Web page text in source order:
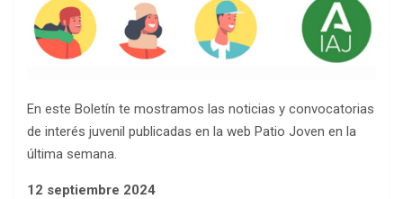
En este Boletín te mostramos las noticias y convocatorias
de interés juvenil publicadas en la web Patio Joven en la
última semana.
12 septiembre 2024